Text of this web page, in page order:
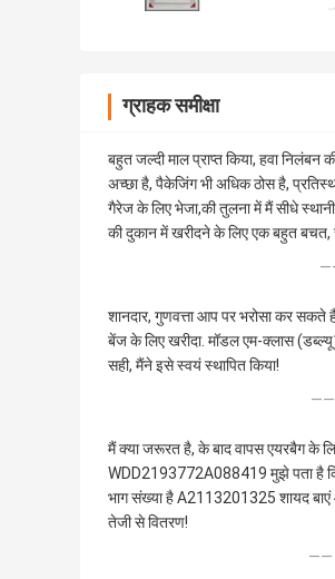
ग्राहक समीक्षा
बहुत जल्दी माल प्राप्त किया, हवा निलंबन
अच्छा है, पैकेजिंग भी अधिक ठोस है,
गैरेज के लिए भेजा,की तुलना में मैं सीधे
की दुकान में खरीदने के लिए एक बहुत बचत,
शानदार, गुणवत्ता आप पर भरोसा कर सकते
बेंज के लिए खरीदा. मॉडल एम-क्लास
सही, मैंने इसे स्वयं स्थापित किया!
——
मैं क्या जरूरत है, के बाद वापस एयरबैग के
WDD2193772A088419 मुझे पता है
भाग संख्या है A2113201325 शायद बाएं
तेजी से वितरण!
——